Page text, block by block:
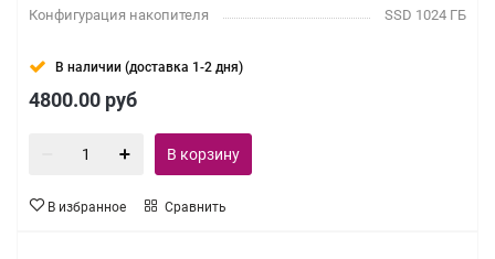
Конфигурация накопителя
SSD 1024 ГБ
В наличии (доставка 1-2 дня)
4800.00 руб
В корзину
В избранное Сравнить